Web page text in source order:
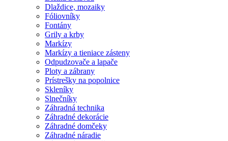
Dlaždice, mozaiky
Fóliovníky
Fontány
Grily a krby
Markízy
Markízy a tieniace zásteny
Odpudzovače a lapače
Ploty a zábrany
Prístrešky na popolnice
Skleníky
Slnečníky
Záhradná technika
Záhradné dekorácie
Záhradné domčeky
Záhradné náradie